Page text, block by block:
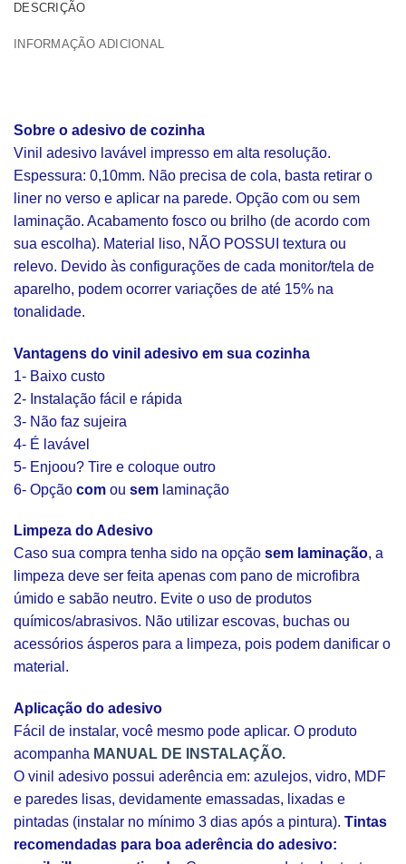
DESCRIÇÃO
INFORMAÇÃO ADICIONAL
Sobre o adesivo de cozinha
Vinil adesivo lavável impresso em alta resolução.
Espessura: 0,10mm. Não precisa de cola, basta retirar o
liner no verso e aplicar na parede. Opção com ou sem
laminação. Acabamento fosco ou brilho (de acordo com
sua escolha). Material liso, NÃO POSSUI textura ou
relevo. Devido às configurações de cada monitor/tela de
aparelho, podem ocorrer variações de até 15% na
tonalidade.
Vantagens do vinil adesivo em sua cozinha
1- Baixo custo
2- Instalação fácil e rápida
3- Não faz sujeira
4- É lavável
5- Enjoou? Tire e coloque outro
6- Opção com ou sem laminação
Limpeza do Adesivo
Caso sua compra tenha sido na opção sem laminação, a
limpeza deve ser feita apenas com pano de microfibra
úmido e sabão neutro. Evite o uso de produtos
químicos/abrasivos. Não utilizar escovas, buchas ou
acessórios ásperos para a limpeza, pois podem danificar o
material.
Aplicação do adesivo
Fácil de instalar, você mesmo pode aplicar. O produto
acompanha MANUAL DE INSTALAÇÃO.
O vinil adesivo possui aderência em: azulejos, vidro, MDF
e paredes lisas, devidamente emassadas, lixadas e
pintadas (instalar no mínimo 3 dias após a pintura). Tintas
recomendadas para boa aderência do adesivo: